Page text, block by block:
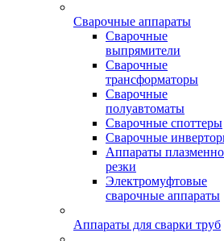
Сварочные аппараты
Сварочные
выпрямители
Сварочные
трансформаторы
Сварочные
полуавтоматы
Сварочные споттеры
Сварочные
Аппараты
резки
Электромуфтовые
сварочные аппараты
Аппараты для сварки труб